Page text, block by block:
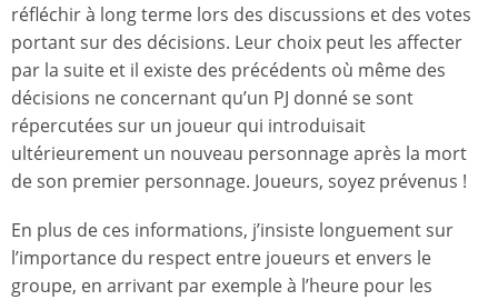
réfléchir à long terme lors des discussions et des votes
portant sur des décisions. Leur choix peut les affecter
par la suite et il existe des précédents où même des
décisions ne concernant qu’un PJ donné se sont
répercutées sur un joueur qui introduisait
ultérieurement un nouveau personnage après la mort
de son premier personnage. Joueurs, soyez prévenus !
En plus de ces informations, j’insiste longuement sur
l’importance du respect entre joueurs et envers le
groupe, en arrivant par exemple à l’heure pour les